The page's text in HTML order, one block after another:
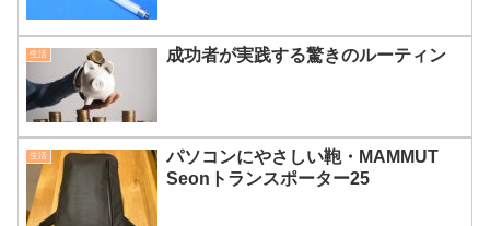
生活 成功者が実践する驚きのルーティン
生活
パソコンにやさしい鞄・MAMMUT
Seonトランスポーター25